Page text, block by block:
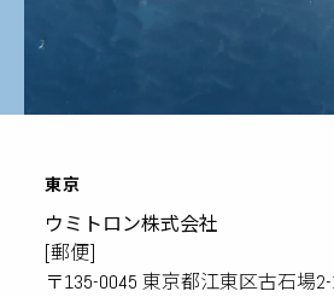
東京
ウミトロン株式会社
[郵便]
〒135-0045 東京都江東区古石場